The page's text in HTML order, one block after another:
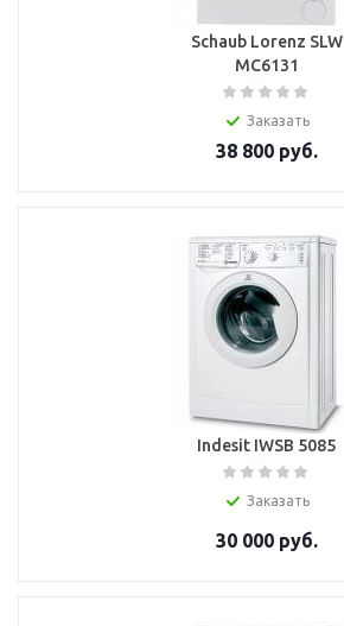
Schaub Lorenz SLW
MC6131
Заказать
38 800руб.
Indesit IWSB 5085
Заказать
30 000руб.